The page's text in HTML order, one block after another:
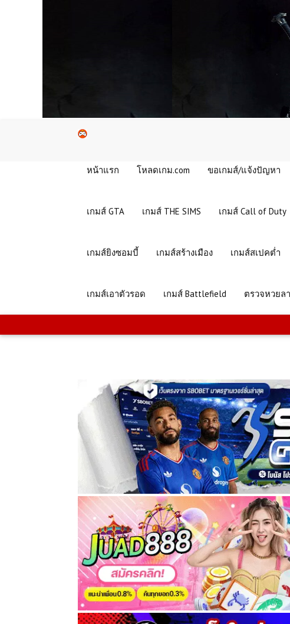
หน้าแรก โหลดเกม.com ขอเกมส์/แจ้งปัญหา
เกมส์ GTA เกมส์ THE SIMS เกมส์ Call of Duty
เกมส์ยิงซอมบี้ เกมส์สร้างเมือง เกมส์สเปคต่ำ
เกมส์เอาตัวรอด เกมส์ Battlefield ตรวจหวยล